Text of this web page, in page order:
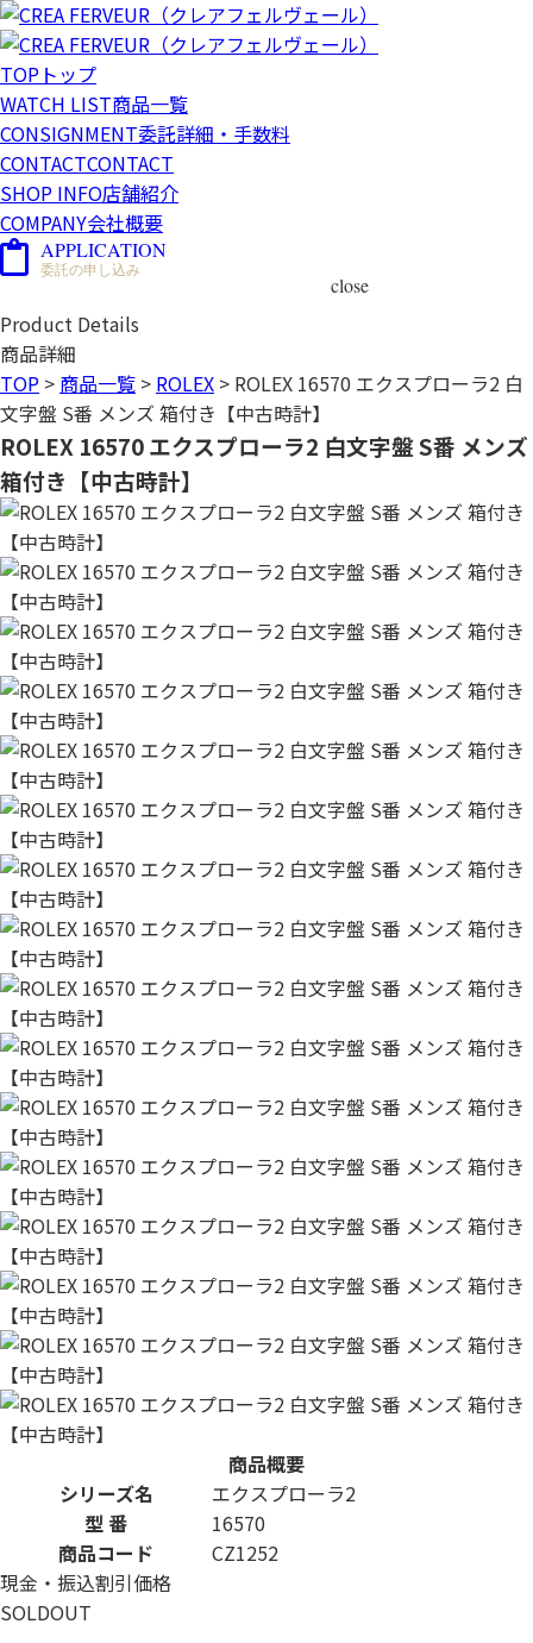
TOP トップ
WATCH LIST商品一覧
CONSIGNMENT委託詳細・手数料
CONTACTCONTACT
SHOP INFO店舗紹介
COMPANY会社概要
APPLICATION
委託の申し込み
close
Product Details
商品詳細
TOP > 商品一覧 > ROLEX > ROLEX 16570 エクスプローラ2 白
文字盤 S番 メンズ 箱付き【中古時計】
ROLEX 16570 エクスプローラ2 白文字盤 S番 メンズ
箱付き【中古時計】
商品概要
シリーズ名
エクスプローラ2
型 番
16570
商品コード
CZ1252
現金・振込割引価格
SOLDOUT